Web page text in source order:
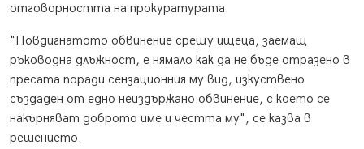
отговорността на прокуратурата.
"Повдигнатото обвинение срещу ищеца, заемащ
ръководна длъжност, е нямало как да не бъде отразено в
пресата поради сензационния му вид, изкуствено
създаден от едно неиздържано обвинение, с което се
накърняват доброто име и честта му", се казва в
решението.